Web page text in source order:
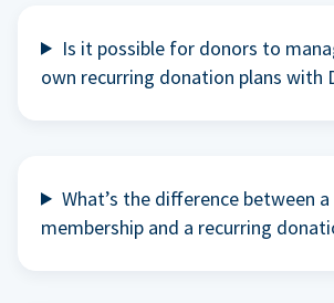
Is it possible for donors to
own recurring donation plans with
What’s the difference between a
membership and a recurring